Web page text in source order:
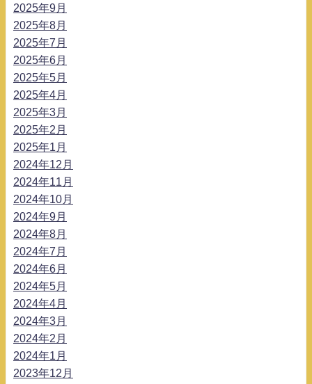
2025年9月
2025年8月
2025年7月
2025年6月
2025年5月
2025年4月
2025年3月
2025年2月
2025年1月
2024年12月
2024年11月
2024年10月
2024年9月
2024年8月
2024年7月
2024年6月
2024年5月
2024年4月
2024年3月
2024年2月
2024年1月
2023年12月